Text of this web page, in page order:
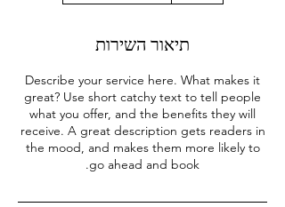
תיאור השירות
Describe your service here. What makes it
great? Use short catchy text to tell people
what you offer, and the benefits they will
receive. A great description gets readers in
the mood, and makes them more likely to
go ahead and book.